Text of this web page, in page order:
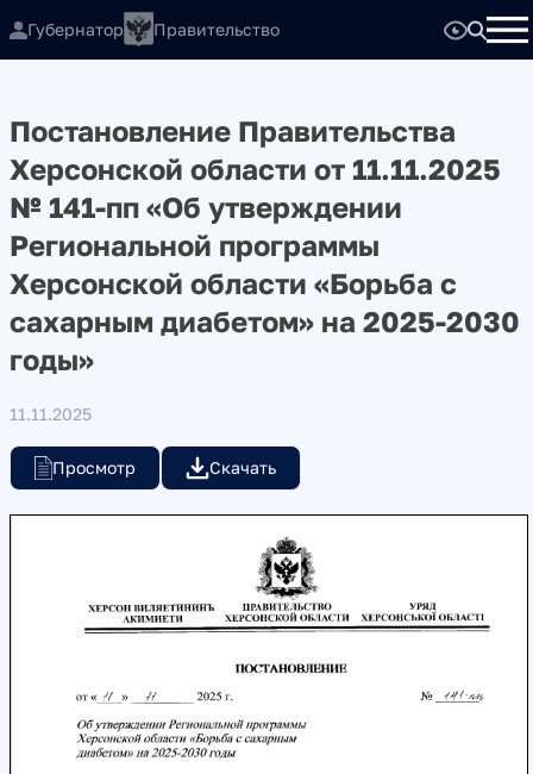
Губернатор Правительство
Постановление Правительства
Херсонской области от 11.11.2025
№ 141-пп «Об утверждении
Региональной программы
Херсонской области «Борьба с
сахарным диабетом» на 2025-2030
годы»
11.11.2025
Просмотр Скачать